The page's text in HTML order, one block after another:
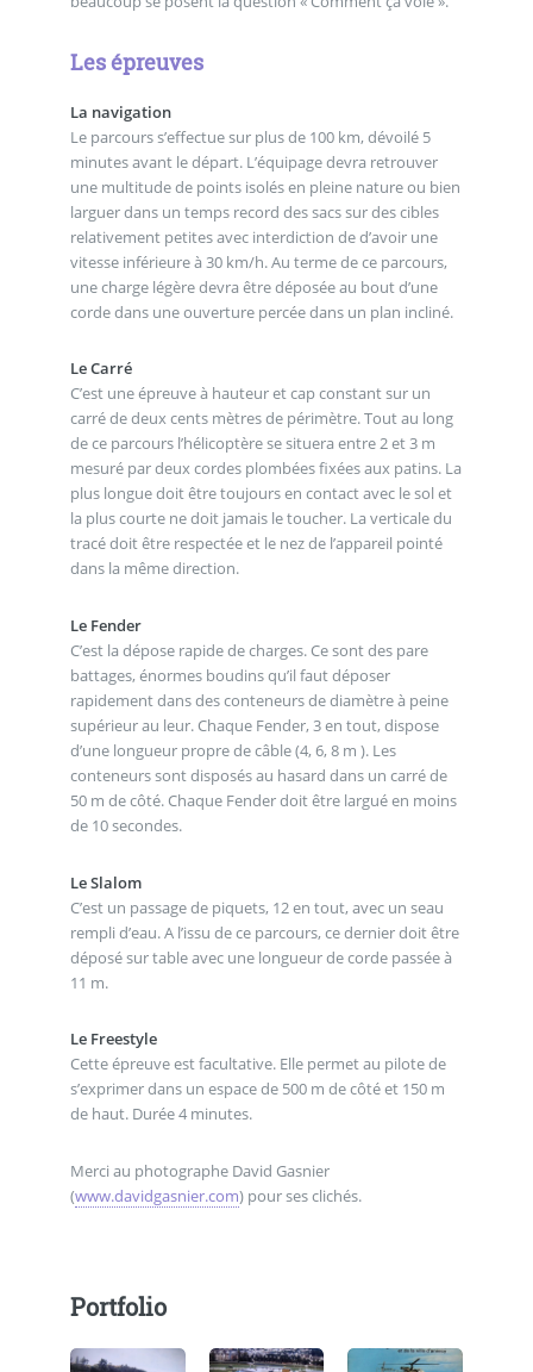
Les épreuves
La navigation
Le parcours s’effectue sur plus de 100 km, dévoilé 5
minutes avant le départ. L’équipage devra retrouver
une multitude de points isolés en pleine nature ou bien
larguer dans un temps record des sacs sur des cibles
relativement petites avec interdiction de d’avoir une
vitesse inférieure à 30 km/h. Au terme de ce parcours,
une charge légère devra être déposée au bout d’une
corde dans une ouverture percée dans un plan incliné.
Le Carré
C’est une épreuve à hauteur et cap constant sur un
carré de deux cents mètres de périmètre. Tout au long
de ce parcours l’hélicoptère se situera entre 2 et 3 m
mesuré par deux cordes plombées fixées aux patins. La
plus longue doit être toujours en contact avec le sol et
la plus courte ne doit jamais le toucher. La verticale du
tracé doit être respectée et le nez de l’appareil pointé
dans la même direction.
Le Fender
C’est la dépose rapide de charges. Ce sont des pare
battages, énormes boudins qu’il faut déposer
rapidement dans des conteneurs de diamètre à peine
supérieur au leur. Chaque Fender, 3 en tout, dispose
d’une longueur propre de câble (4, 6, 8 m ). Les
conteneurs sont disposés au hasard dans un carré de
50 m de côté. Chaque Fender doit être largué en moins
de 10 secondes.
Le Slalom
C’est un passage de piquets, 12 en tout, avec un seau
rempli d’eau. A l’issu de ce parcours, ce dernier doit être
déposé sur table avec une longueur de corde passée à
11 m.
Le Freestyle
Cette épreuve est facultative. Elle permet au pilote de
s’exprimer dans un espace de 500 m de côté et 150 m
de haut. Durée 4 minutes.
Merci au photographe David Gasnier
(www.davidgasnier.com) pour ses clichés.
Portfolio